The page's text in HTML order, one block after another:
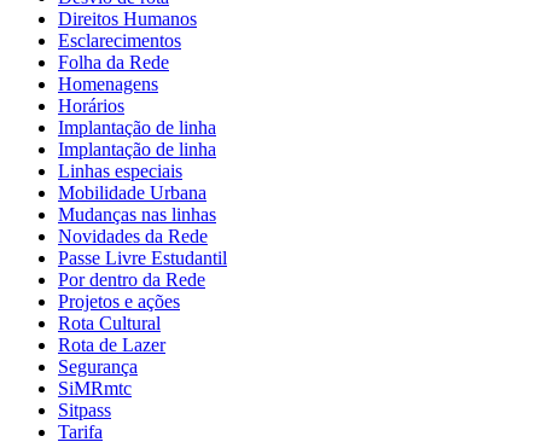
Direitos Humanos
Esclarecimentos
Folha da Rede
Homenagens
Horários
Implantação de linha
Implantação de linha
Linhas especiais
Mobilidade Urbana
Mudanças nas linhas
Novidades da Rede
Passe Livre Estudantil
Por dentro da Rede
Projetos e ações
Rota Cultural
Rota de Lazer
Segurança
SiMRmtc
Sitpass
Tarifa